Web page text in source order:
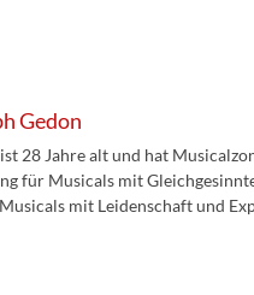
Gedon
28 Jahre alt und hat
für Musicals mit
mit Leidenschaft und